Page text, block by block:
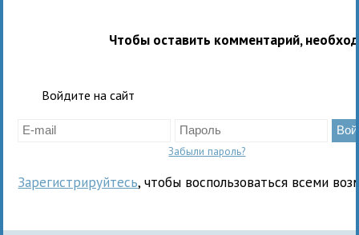
Чтобы оставить комментарий,
Войдите на сайт
Забыли пароль?
Зарегистрируйтесь, чтобы воспользоваться всеми